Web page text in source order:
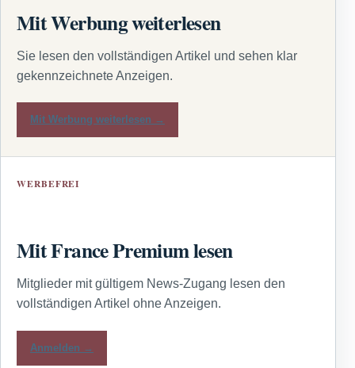
Mit Werbung weiterlesen
Sie lesen den vollständigen Artikel und sehen klar
gekennzeichnete Anzeigen.
Mit Werbung weiterlesen →
WERBEFREI
Mit France Premium lesen
Mitglieder mit gültigem News-Zugang lesen den
vollständigen Artikel ohne Anzeigen.
Anmelden →